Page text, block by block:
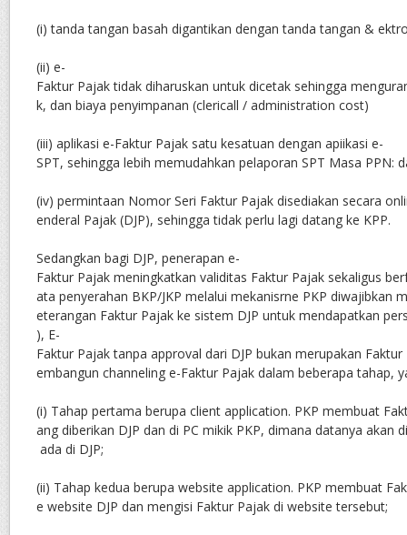
(i) tanda tangan basah digantikan dengan tanda tangan &
(ii) e-
Faktur Pajak tidak diharuskan untuk dicetak sehingga
k, dan biaya penyimpanan (clericall / administration cost)
(iii) aplikasi e-Faktur Pajak satu kesatuan dengan apiikasi e-
SPT, sehingga lebih memudahkan pelaporan SPT Masa PPN:
(iv) permintaan Nomor Seri Faktur Pajak disediakan secara
enderal Pajak (DJP), sehingga tidak perlu lagi datang ke KPP.
Sedangkan bagi DJP, penerapan e-
Faktur Pajak meningkatkan validitas Faktur Pajak sekaligus
ata penyerahan BKP/JKP melalui mekanisrne PKP diwajibkan
eterangan Faktur Pajak ke sistem DJP untuk mendapatkan
), E-
Faktur Pajak tanpa approval dari DJP bukan merupakan
embangun channeling e-Faktur Pajak dalam beberapa tahap,
(i) Tahap pertama berupa client application. PKP membuat
ang diberikan DJP dan di PC mikik PKP, dimana datanya akan
ada di DJP;
(ii) Tahap kedua berupa website application. PKP membuat
e website DJP dan mengisi Faktur Pajak di website tersebut;